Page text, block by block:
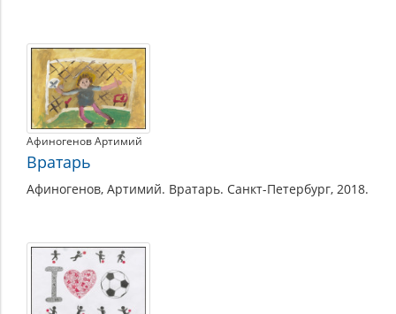
Афиногенов Артимий
Вратарь
Афиногенов, Артимий. Вратарь. Санкт-Петербург, 2018.